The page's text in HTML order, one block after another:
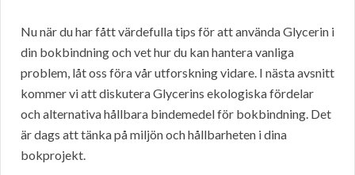
Nu när du har fått värdefulla tips för att använda Glycerin i
din bokbindning och vet hur du kan hantera vanliga
problem, låt oss föra vår utforskning vidare. I nästa avsnitt
kommer vi att diskutera Glycerins ekologiska fördelar
och alternativa hållbara bindemedel för bokbindning. Det
är dags att tänka på miljön och hållbarheten i dina
bokprojekt.